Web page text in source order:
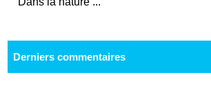
Derniers commentaires